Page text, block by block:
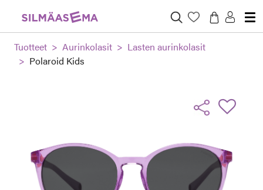
Tuotteet Aurinkolasit
Lasten aurinkolasit
Polaroid Kids